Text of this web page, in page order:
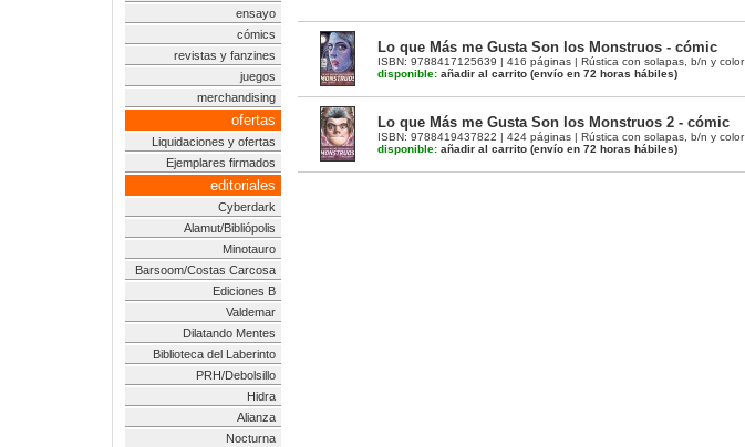
ensayo
cómics
revistas y fanzines
juegos
merchandising
ofertas
Liquidaciones y ofertas
Ejemplares firmados
editoriales
Cyberdark
Alamut/Bibliópolis
Minotauro
Barsoom/Costas Carcosa
Ediciones B
Valdemar
Dilatando Mentes
Biblioteca del Laberinto
PRH/Debolsillo
Hidra
Alianza
Nocturna
Lo que Más me Gusta Son los Monstruos - cómic
ISBN: 9788417125639 | 416 páginas | Rústica con solapas, b/n y color
disponible: añadir al carrito (envío en 72 horas hábiles)
Lo que Más me Gusta Son los Monstruos 2 - cómic
ISBN: 9788419437822 | 424 páginas | Rústica con solapas, b/n y color
disponible: añadir al carrito (envío en 72 horas hábiles)